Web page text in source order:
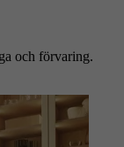
och förvaring.